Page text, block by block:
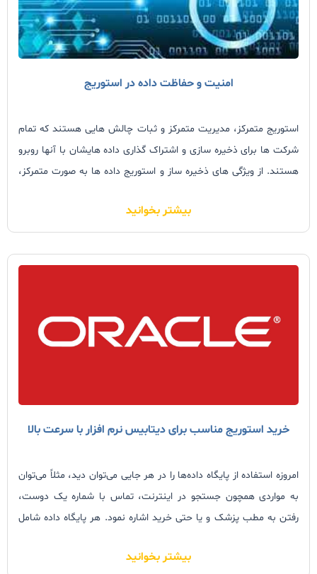
امنیت و حفاظت داده در استوریج
استوریج متمرکز، مدیریت متمرکز و ثبات چالش هایی هستند که تمام
شرکت ها برای ذخیره سازی و اشتراک گذاری داده هایشان با آنها روبرو
هستند. از ویژگی های ذخیره ساز و استوریج داده ها به صورت متمرکز،
می باشد. مفهوم ذخیره سازی متمرکز داده ها فرصت های زیادی را که
برای هر شرکتی در بازارهای رقابتی ضروری هستند ایجاد می کند. اما این
موضوع برای صنعت استوریج و تکامل ذخیره سازی نرم افزاری به چه
کاربردی پیچیده هستند.
بیشتر بخوانید
خرید استوریج مناسب برای دیتابیس نرم افزار با سرعت بالا
امروزه استفاده از پایگاه داده‌ها را در هر جایی می‌توان دید، مثلاً می‌توان
به مواردی همچون جستجو در اینترنت، تماس با شماره یک دوست،
رفتن به مطب پزشک و یا حتی خرید اشاره نمود. هر پایگاه داده شامل
همچون قطع ارتباط یا فقدان منابع؛ موجب خسارات مالی شدیدی خواهد
بیشتر بخوانید